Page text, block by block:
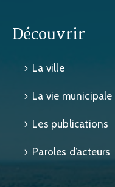
Découvrir
La ville
La vie municipale
Les publications
Paroles d’acteurs